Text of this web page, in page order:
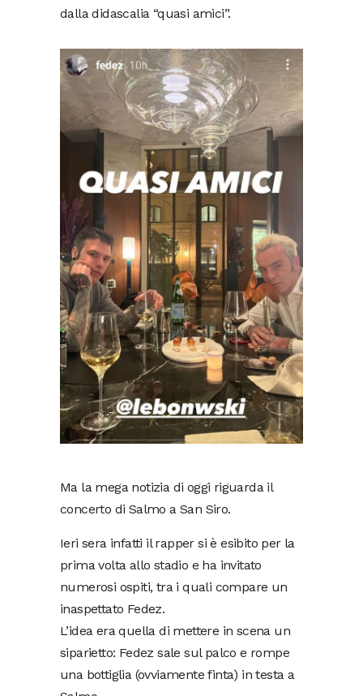
dalla didascalia “quasi amici”.
Ma la mega notizia di oggi riguarda il
concerto di Salmo a San Siro.
Ieri sera infatti il rapper si è esibito per la
prima volta allo stadio e ha invitato
numerosi ospiti, tra i quali compare un
inaspettato Fedez.
L’idea era quella di mettere in scena un
siparietto: Fedez sale sul palco e rompe
una bottiglia (ovviamente finta) in testa a